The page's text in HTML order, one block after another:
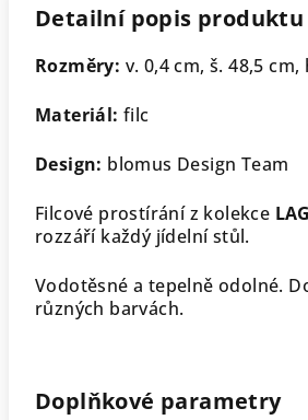
Detailní popis produktu
Rozměry: v. 0,4 cm, š. 48,5 cm,
Materiál: filc
Design: blomus Design Team
Filcové prostírání z kolekce
rozzáří každý jídelní stůl.
Vodotěsné a tepelně odolné.
různých barvách.
Doplňkové parametry